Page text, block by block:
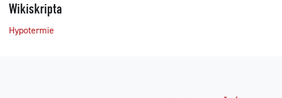
Wikiskripta
Hypotermie